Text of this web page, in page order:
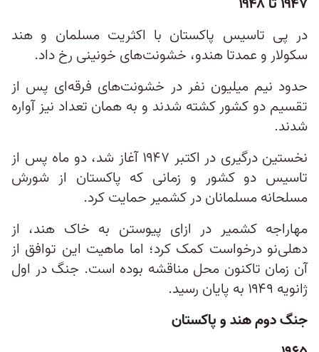
در پی تاسیس پاکستان با اکثریت مسلمان و هند
سکولار و عمدتا هندو، خشونت‌های خونینی رخ داد.
حدود نیم میلیون نفر در خشونت‌های فرقه‌ای پس از
تقسیم دو کشور کشته شدند و به همان تعداد نیز آواره
شدند.
نخستین درگیری در اکتبر ۱۹۴۷ آغاز شد، دو ماه پس از
تاسیس دو کشور و زمانی که پاکستان از شورش
مسلحانه مسلمانان در کشمیر حمایت کرد.
مهاراجه کشمیر در ازای پیوستن به خاک هند، از
دهلی‌نو درخواست کمک کرد؛ اما ماهیت این توافق از
آن زمان تاکنون محل مناقشه بوده است. جنگ در اول
ژانویه ۱۹۴۹ به پایان رسید.
جنگ دوم هند و پاکستان